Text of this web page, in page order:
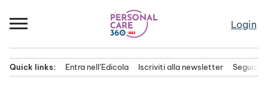
al
Login
principale
Quick links: Entra nell’Edicola Iscriviti alla newsletter Seguici